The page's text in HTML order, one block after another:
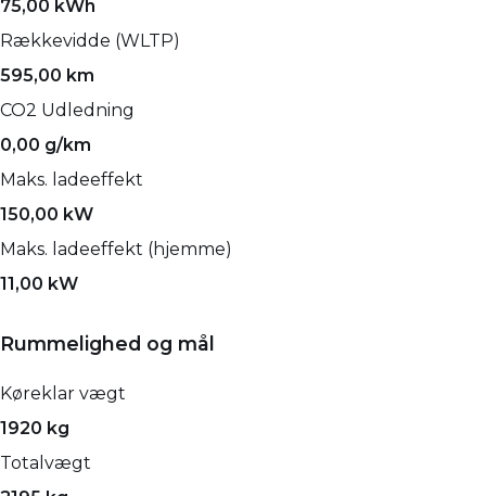
75,00 kWh
Rækkevidde (WLTP)
595,00 km
CO2 Udledning
0,00 g/km
Maks. ladeeffekt
150,00 kW
Maks. ladeeffekt (hjemme)
11,00 kW
Rummelighed og mål
Køreklar vægt
1920 kg
Totalvægt